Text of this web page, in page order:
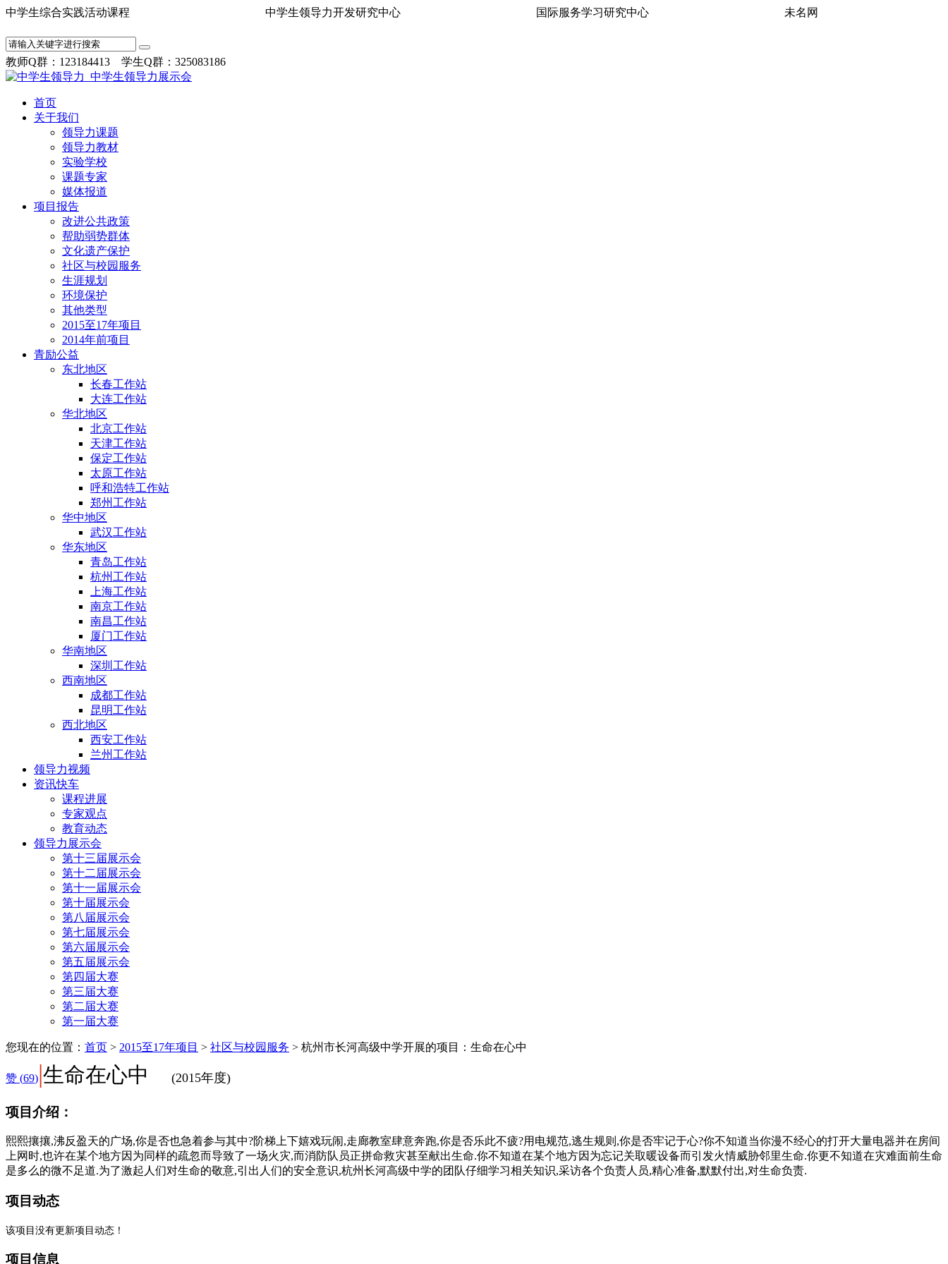
中学生综合实践活动课程 中学生领导力开发研究中心 国际服务学习研究中心 未名网
教师Q群：123184413 学生Q群：325083186
首页
关于我们
领导力课题
领导力教材
实验学校
课题专家
媒体报道
项目报告
改进公共政策
帮助弱势群体
文化遗产保护
社区与校园服务
生涯规划
环境保护
其他类型
2015至17年项目
2014年前项目
青励公益
东北地区
长春工作站
大连工作站
华北地区
北京工作站
天津工作站
保定工作站
太原工作站
呼和浩特工作站
郑州工作站
华中地区
武汉工作站
华东地区
青岛工作站
杭州工作站
上海工作站
南京工作站
南昌工作站
厦门工作站
华南地区
深圳工作站
西南地区
成都工作站
昆明工作站
西北地区
西安工作站
兰州工作站
领导力视频
资讯快车
课程进展
专家观点
教育动态
领导力展示会
第十三届展示会
第十二届展示会
第十一届展示会
第十届展示会
第八届展示会
第七届展示会
第六届展示会
第五届展示会
第四届大赛
第三届大赛
第二届大赛
第一届大赛
您现在的位置： 首页 > 2015至17年项目 > 社区与校园服务 > 杭州市长河高级中学开展的项目：生命在心中
赞 (69)|生命在心中 (2015年度)
项目介绍：
熙熙攘攘,沸反盈天的广场,你是否也急着参与其中?阶梯上下嬉戏玩闹,走廊教室肆意奔跑,你是否乐此不疲?用电规范,逃生规则,你是否牢记于心?你不知道当你漫不经心的打开大量电器并在房间
上网时,也许在某个地方因为同样的疏忽而导致了一场火灾,而消防队员正拼命救灾甚至献出生命.你不知道在某个地方因为忘记关取暖设备而引发火情威胁邻里生命.你更不知道在灾难面前生命
是多么的微不足道.为了激起人们对生命的敬意,引出人们的安全意识,杭州长河高级中学的团队仔细学习相关知识,采访各个负责人员,精心准备,默默付出,对生命负责.
项目动态
该项目没有更新项目动态！
项目信息